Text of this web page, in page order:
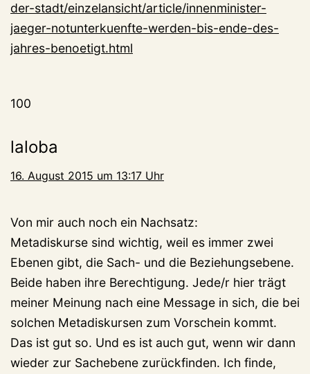
der-stadt/einzelansicht/article/innenminister-
jaeger-notunterkuenfte-werden-bis-ende-des-
jahres-benoetigt.html
100
laloba
16. August 2015 um 13:17 Uhr
Von mir auch noch ein Nachsatz:
Metadiskurse sind wichtig, weil es immer zwei
Ebenen gibt, die Sach- und die Beziehungsebene.
Beide haben ihre Berechtigung. Jede/r hier trägt
meiner Meinung nach eine Message in sich, die bei
solchen Metadiskursen zum Vorschein kommt.
Das ist gut so. Und es ist auch gut, wenn wir dann
wieder zur Sachebene zurückfinden. Ich finde,